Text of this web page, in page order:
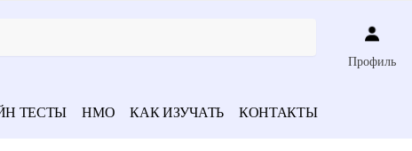
Профиль
ТЕСТЫ НМО КАК ИЗУЧАТЬ КОНТАКТЫ